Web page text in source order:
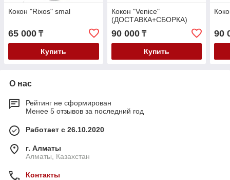
Кокон "Rixos" smal
65 000 ₸
Купить
Кокон "Venice"
(ДОСТАВКА+СБОРКА)
90 000₸
Купить
90
О нас
Рейтинг не сформирован
Менее 5 отзывов за последний год
Работает с 26.10.2020
г. Алматы
Алматы, Казахстан
Контакты